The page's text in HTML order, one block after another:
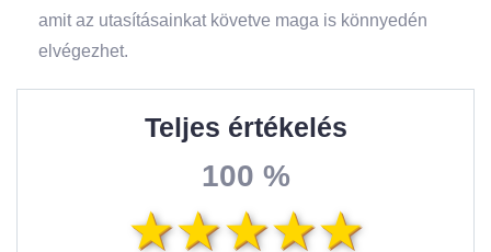
amit az utasításainkat követve maga is könnyedén
elvégezhet.
Teljes értékelés
100 %